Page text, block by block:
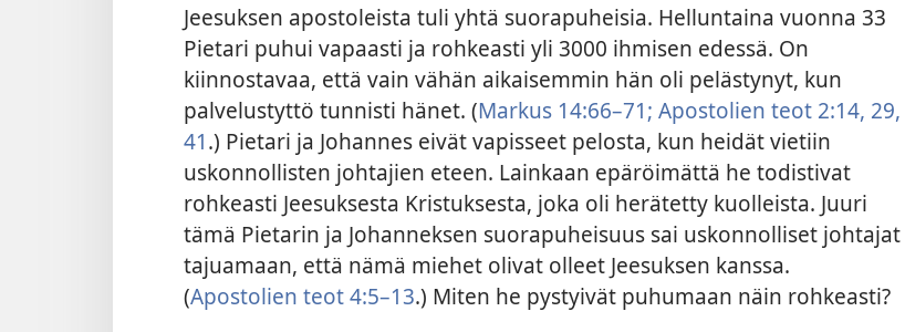
Jeesuksen apostoleista tuli yhtä suorapuheisia. Helluntaina vuonna 33
Pietari puhui vapaasti ja rohkeasti yli 3000 ihmisen edessä. On
kiinnostavaa, että vain vähän aikaisemmin hän oli pelästynyt, kun
palvelustyttö tunnisti hänet. (Markus 14:66–71; Apostolien teot 2:14, 29,
41.) Pietari ja Johannes eivät vapisseet pelosta, kun heidät vietiin
uskonnollisten johtajien eteen. Lainkaan epäröimättä he todistivat
rohkeasti Jeesuksesta Kristuksesta, joka oli herätetty kuolleista. Juuri
tämä Pietarin ja Johanneksen suorapuheisuus sai uskonnolliset johtajat
tajuamaan, että nämä miehet olivat olleet Jeesuksen kanssa.
(Apostolien teot 4:5–13.) Miten he pystyivät puhumaan näin rohkeasti?